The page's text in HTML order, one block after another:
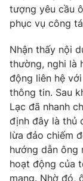
VTV Money
Thị trường 24h
VTV4
VTV9
Liên hệ tòa
tượng yêu cầu
phục vụ công
Nhận thấy nội
thường, nghi là
động liên hệ
thông tin. Sau
Lạc đã nhanh
định đây là thủ
lừa đảo chiếm
hướng dẫn ông
hoạt động của
mạng. Nhờ đó,